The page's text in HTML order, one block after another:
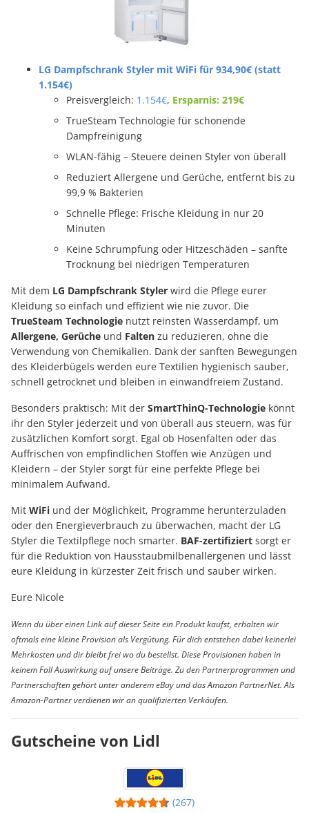
LG Dampfschrank Styler mit WiFi für 934,90€ (statt
1.154€)
Preisvergleich: 1.154€, Ersparnis: 219€
TrueSteam Technologie für schonende
Dampfreinigung
WLAN-fähig – Steuere deinen Styler von überall
Reduziert Allergene und Gerüche, entfernt bis zu
99,9 % Bakterien
Schnelle Pflege: Frische Kleidung in nur 20
Minuten
Keine Schrumpfung oder Hitzeschäden – sanfte
Trocknung bei niedrigen Temperaturen
Mit dem LG Dampfschrank Styler wird die Pflege eurer
Kleidung so einfach und effizient wie nie zuvor. Die
TrueSteam Technologie nutzt reinsten Wasserdampf, um
Allergene, Gerüche und Falten zu reduzieren, ohne die
Verwendung von Chemikalien. Dank der sanften Bewegungen
des Kleiderbügels werden eure Textilien hygienisch sauber,
schnell getrocknet und bleiben in einwandfreiem Zustand.
Besonders praktisch: Mit der SmartThinQ-Technologie könnt
ihr den Styler jederzeit und von überall aus steuern, was für
zusätzlichen Komfort sorgt. Egal ob Hosenfalten oder das
Auffrischen von empfindlichen Stoffen wie Anzügen und
Kleidern – der Styler sorgt für eine perfekte Pflege bei
minimalem Aufwand.
Mit WiFi und der Möglichkeit, Programme herunterzuladen
oder den Energieverbrauch zu überwachen, macht der LG
Styler die Textilpflege noch smarter. BAF-zertifiziert sorgt er
für die Reduktion von Hausstaubmilbenallergenen und lässt
eure Kleidung in kürzester Zeit frisch und sauber wirken.
Eure Nicole
Wenn du über einen Link auf dieser Seite ein Produkt kaufst, erhalten wir
oftmals eine kleine Provision als Vergütung. Für dich entstehen dabei keinerlei
Mehrkosten und dir bleibt frei wo du bestellst. Diese Provisionen haben in
keinem Fall Auswirkung auf unsere Beiträge. Zu den Partnerprogrammen und
Partnerschaften gehört unter anderem eBay und das Amazon PartnerNet. Als
Amazon-Partner verdienen wir an qualifizierten Verkäufen.
Gutscheine von Lidl
(267)